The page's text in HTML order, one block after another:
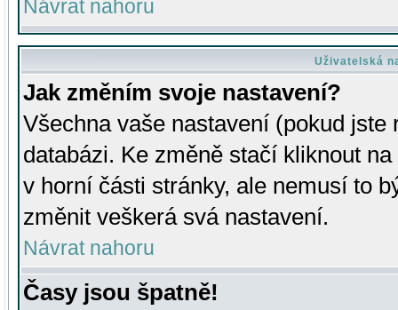
Návrat nahoru
Uživatelská
Jak změním svoje nastavení?
Všechna vaše nastavení (pokud
databázi. Ke změně stačí kliknout
v horní části stránky, ale nemusí to
změnit veškerá svá nastavení.
Návrat nahoru
Časy jsou špatně!